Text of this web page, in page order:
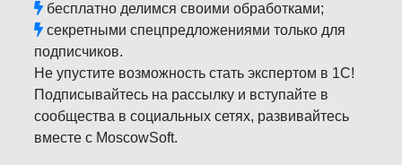
бесплатно делимся своими обработками;
секретными спецпредложениями только для
подписчиков.
Не упустите возможность стать экспертом в 1С!
Подписывайтесь на рассылку и вступайте в
сообщества в социальных сетях, развивайтесь
вместе с MoscowSoft.